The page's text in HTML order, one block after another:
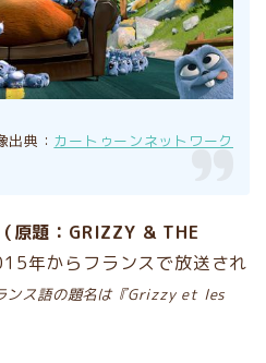
出典： カートゥーンネットワーク
原題：GRIZZY & THE
年からフランスで放送され
ンス語の題名は『Grizzy et les